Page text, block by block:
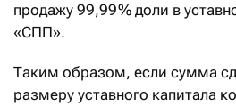
продажу 99,99 % доли в
«СПП».
Таким образом, если сумма
размеру уставного капитала